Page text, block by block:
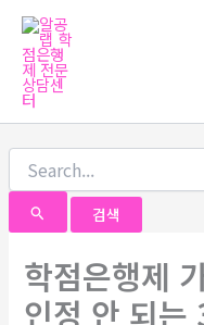
기
학점은행제
인정 안 되는